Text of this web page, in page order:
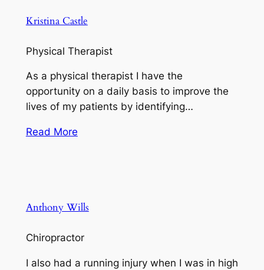
Kristina Castle
Physical Therapist
As a physical therapist I have the
opportunity on a daily basis to improve the
lives of my patients by identifying…
Read More
Anthony Wills
Chiropractor
I also had a running injury when I was in high